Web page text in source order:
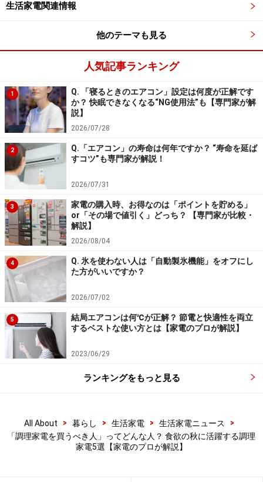
おすすめな人の特徴3：高齢者や子どもと暮
らしている人
小さい子どもがいる家庭ではガスコンロなどが危険な場合も
比較的安全なことも調理家電のメリットの1つ。ガスコ
ンロを使って調理する場合とは異なり、火を使わないの
で火事などを起こすリスクがありません。また、加熱時
はセンサーで制御されているため、食材を焦がしたり、
火が付いてしまうといった事故も起こりません。このた
め、高齢者や子どもがいる家庭でも安心して使用できま
す。
ただし、加熱する調理家電では火傷のリスクがありま
す。中でも、圧力調理ができる電気鍋は熱い蒸気を吹き
出すことがあるため注意が必要。また、ミキサーやフー
ドプロセッサーなど刃が付いた調理家電も慎重に扱うべ
きです。
この秋チェックしたい調理家電5選
おすすめな人の特徴を知って、調理家電を実際に購入し
ックアップしました。それぞれタイプが異なるため、ラ
イフスタイルにあった製品を選びましょう。
生活家電関連情報
他のテーマも見る
人気記事ランキング
1
Q. 「寝るときのエアコン」設定は何度が正解です
か？ 快眠できなくなる“NG使用法”も【専門家が解
説】
2026/07/28
2
Q.「エアコン」の寿命は何年ですか？ “寿命を延ば
すコツ”も専門家が解説！
2026/07/31
3
家電の購入時、お得なのは「ポイントを貯める」
or「その場で値引く」どっち？ 【専門家が比較・
解説】
2026/08/04
4
Q. 氷を使わない人は「自動製氷機能」をオフにし
た方がいいですか？
2026/07/02
5
結局エアコンは何℃が正解？ 節電と快適性を両立
するベストな使い方とは【家電のプロが解説】
2023/06/29
ランキングをもっと見る
All About > 暮らし > 生活家電 > 生活家電ニュース
>
「調理家電を買うべき人」ってどんな人？ 食欲の秋に活躍する調理
家電5選【家電のプロが解説】